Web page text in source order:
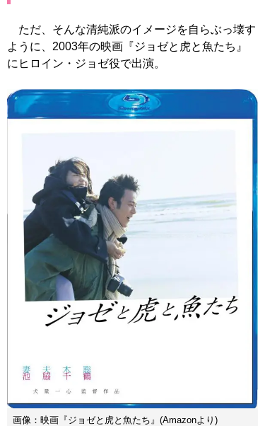
ただ、そんな清純派のイメージを自らぶっ壊す
ように、2003年の映画『ジョゼと虎と魚たち』
にヒロイン・ジョゼ役で出演。
画像：映画『ジョゼと虎と魚たち』(Amazonより)